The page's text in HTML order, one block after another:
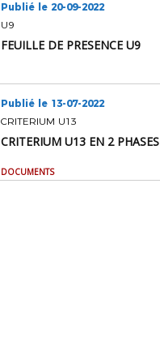
Publié le 20-09-2022
U9
FEUILLE DE PRESENCE U9
Publié le 13-07-2022
CRITERIUM U13
CRITERIUM U13 EN 2 PHASES
DOCUMENTS